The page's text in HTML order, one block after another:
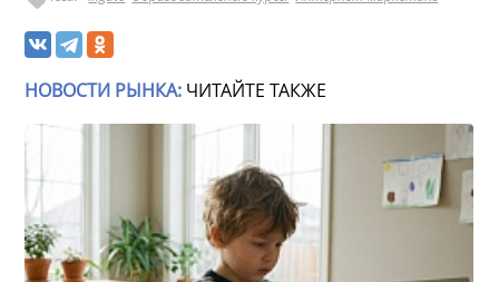
НОВОСТИ РЫНКА: ЧИТАЙТЕ ТАКЖЕ